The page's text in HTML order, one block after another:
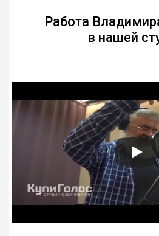
Работа
в нашей